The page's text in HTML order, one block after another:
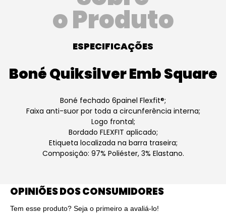
o Produto
ESPECIFICAÇÕES
Boné Quiksilver Emb Square
Boné fechado 6painel Flexfit®;
Faixa anti-suor por toda a circunferência interna;
Logo frontal;
Bordado FLEXFIT aplicado;
Etiqueta localizada na barra traseira;
Composição: 97% Poliéster, 3% Elastano.
OPINIÕES DOS CONSUMIDORES
Tem esse produto? Seja o primeiro a avaliá-lo!